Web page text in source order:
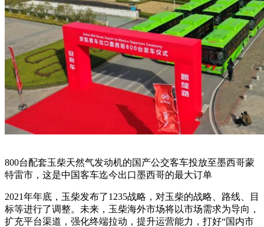
800台配套玉柴天然气发动机的国产公交客车投放至墨西哥蒙
特雷市，这是中国客车迄今出口墨西哥的最大订单
2021年年底，玉柴发布了1235战略，对玉柴的战略、路线、目
标等进行了调整。未来，玉柴海外市场将以市场需求为导向，
扩充平台渠道，强化终端拉动，提升运营能力，打好“国内市